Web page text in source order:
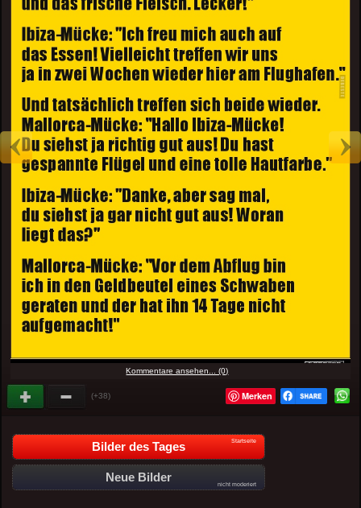
Kommentare ansehen... (0)
(+38) Merken
Bilder des Tages Startseite
Neue Bilder
nicht moderiert